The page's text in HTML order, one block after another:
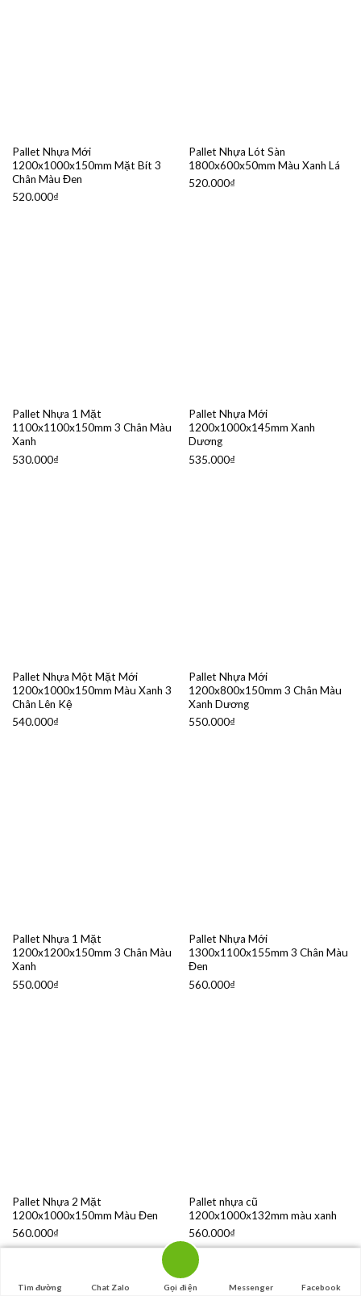
Pallet Nhựa Mới
1200x1000x150mm Mặt Bít 3
Chân Màu Đen
520.000₫
Pallet Nhựa Lót Sàn
1800x600x50mm Màu Xanh Lá
520.000₫
Pallet Nhựa 1 Mặt
1100x1100x150mm 3 Chân Màu
Xanh
530.000₫
Pallet Nhựa Mới
1200x1000x145mm Xanh
Dương
535.000₫
Pallet Nhựa Một Mặt Mới
1200x1000x150mm Màu Xanh 3
Chân Lên Kệ
540.000₫
Pallet Nhựa Mới
1200x800x150mm 3 Chân Màu
Xanh Dương
550.000₫
Pallet Nhựa 1 Mặt
1200x1200x150mm 3 Chân Màu
Xanh
550.000₫
Pallet Nhựa Mới
1300x1100x155mm 3 Chân Màu
Đen
560.000₫
Pallet Nhựa 2 Mặt
1200x1000x150mm Màu Đen
560.000₫
Pallet nhựa cũ
1200x1000x132mm màu xanh
560.000₫
Tìm đường Chat Zalo Gọi điện Messenger Facebook